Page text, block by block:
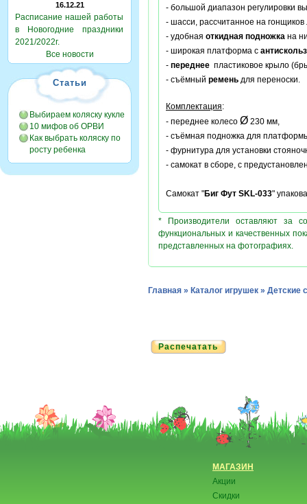
16.12.21
Расписание нашей работы
в Новогодние праздники
2021/2022г.
Все новости
Статьи
Выбираем коляску кукле
10 мифов об ОРВИ
Как выбрать коляску по
росту ребенка
- большой диапазон регулировки
- шасси, рассчитанное на
- удобная откидная подножка на
- широкая платформа с
- переднее пластиковое крыло
- съёмный ремень для переноски.
Комплектация:
- переднее колесо Ø 230 мм,
- съёмная подножка для
- фурнитура для установки
- самокат в сборе, с
Самокат "Биг Фут SKL-033"
* Производители оставляют за
функциональных и качественных
представленных на фотографиях.
Главная » Каталог игрушек » Детские
Распечатать
МАГАЗИН
Акции
Скидки